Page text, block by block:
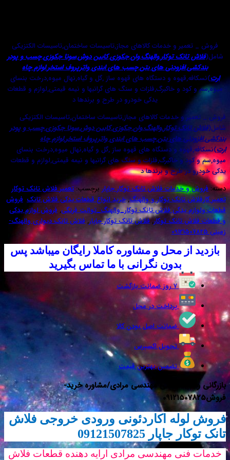
و خدمات کالاهای مجاز,تاسیسات ساختمان,تاسیسات الکتزیکی
تانک توکار,والهنگ,وان,جکوزی,کابین دوش,سونا جکوزی,چسب و پودر
افزودنی های بتن,چسب های ابندی واترپروف استخر,لوازم چاه
و دستگاه های قهوه ساز ,گل و گیاه,نهال میوه,درخت بنسای
و خاکبرگ,فلزات و سنگ های گرانبها و نیمه قیمتی,لوازم و قطعات
یدکی خودرو در طرح و برندها د
و خدمات کالاهای مجاز,تاسیسات ساختمان,تاسیسات الکتزیکی
توکار,والهنگ,وان,جکوزی,کابین دوش,سونا جکوزی,چسب و پودر
های بتن,چسب های ابندی واترپروف استخر,لوازم چاه
و دستگاه های قهوه ساز ,گل و گیاه,نهال میوه,درخت بنسای
و خاکبرگ,فلزات و سنگ های گرانبها و نیمه قیمتی,لوازم و قطعات
طرح و برندها د
خدمات فلاش تانک توکار جاپاربرچسب:تعمیر فلاش تانک توکار
تانک توکار و والهنگ,خرید انواع قطعات یدکی فلاش تانک,فروش
یدگی فلاش تانک توکار_والهنگ_توالت فرنگی,فروش لوازم یدکی
تانک توکار,فلاش تانک توکار جاپار,فلاش تانک دیواری والهنگ-
از محل و مشاوره کاملا رایگان میباشد پس
بدون نگرانی با ما تماس بگیرید
۷ روز ضمانت بازگشت
پرداخت در محل
ضمانت اصل بودن کالا
تحویل اکسپرس
تضمین بهترین قیمت
فنی مهندسی مرادی/مشاوره خرید-
اکاردئونی ورودی خروجی فلاش
09121507825
مهندسی مرادی ارایه دهنده قطعات فلاش